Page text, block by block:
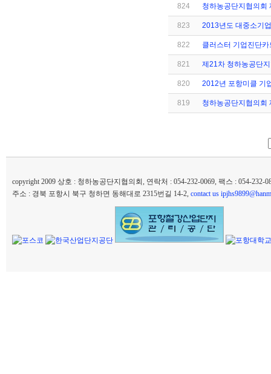
824 청하농공단지협의회
823 2013년도 대중소기
822 클러스터 기업진단
821 제21차 청하농공단
820 2012년 포항미클 기
819 청하농공단지협의회
copyright 2009 상호 : 청하농공단지협의회, 연락처 : 054-232-0069, 팩스 : 054-232-
주소 : 경북 포항시 북구 청하면 동해대로 2315번길 14-2, contact us